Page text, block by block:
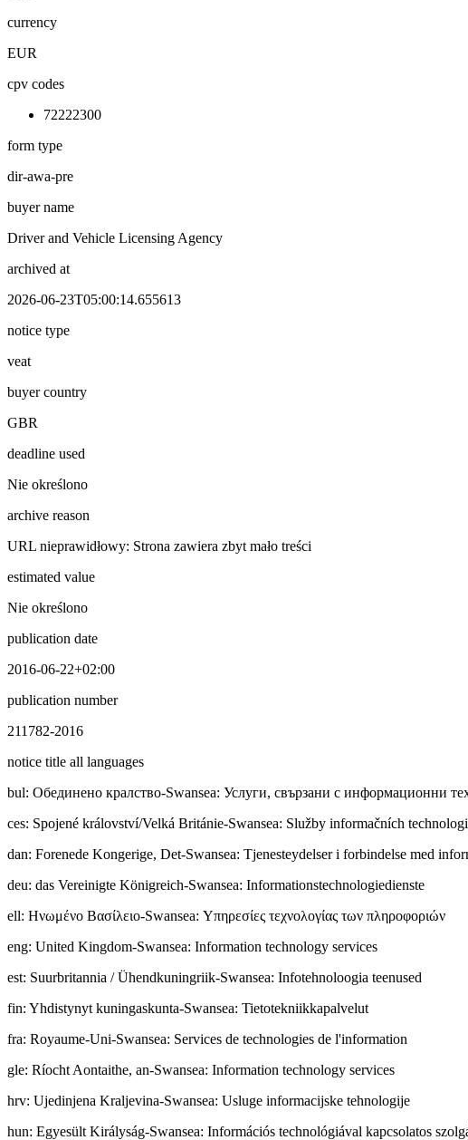
currency
EUR
cpv codes
72222300
form type
dir-awa-pre
buyer name
Driver and Vehicle Licensing Agency
archived at
2026-06-23T05:00:14.655613
notice type
veat
buyer country
GBR
deadline used
Nie określono
archive reason
URL nieprawidłowy: Strona zawiera zbyt mało treści
estimated value
Nie określono
publication date
2016-06-22+02:00
publication number
211782-2016
notice title all languages
bul: Обединено кралство-Swansea: Услуги, свързани с информационни
ces: Spojené království/Velká Británie-Swansea: Služby informačních
dan: Forenede Kongerige, Det-Swansea: Tjenesteydelser i forbindelse med
deu: das Vereinigte Königreich-Swansea: Informationstechnologiedienste
ell: Ηνωμένο Βασίλειο-Swansea: Υπηρεσίες τεχνολογίας των πληροφοριών
eng: United Kingdom-Swansea: Information technology services
est: Suurbritannia / Ühendkuningriik-Swansea: Infotehnoloogia teenused
fin: Yhdistynyt kuningaskunta-Swansea: Tietotekniikkapalvelut
fra: Royaume-Uni-Swansea: Services de technologies de l'information
gle: Ríocht Aontaithe, an-Swansea: Information technology services
hrv: Ujedinjena Kraljevina-Swansea: Usluge informacijske tehnologije
hun: Egyesült Királyság-Swansea: Információs technológiával kapcsolatos